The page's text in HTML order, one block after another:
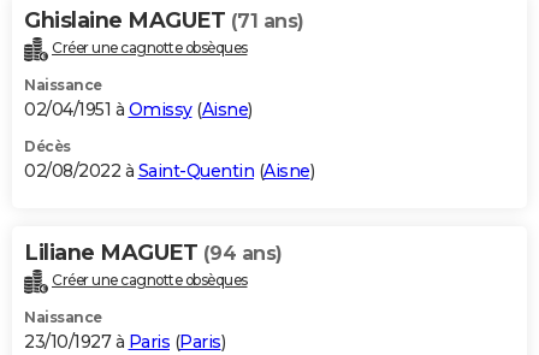
Ghislaine MAGUET (71 ans)
Créer une cagnotte obsèques
Naissance
02/04/1951 à Omissy(Aisne)
Décès
02/08/2022 à Saint-Quentin (Aisne)
Liliane MAGUET (94 ans)
Créer une cagnotte obsèques
Naissance
23/10/1927 à Paris (Paris)